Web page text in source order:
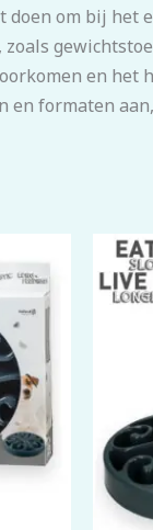
doen om bij het
en het
en formaten